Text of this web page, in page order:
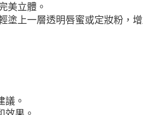
費
美立體。
塗上一層透明唇蜜或定妝粉，
議。